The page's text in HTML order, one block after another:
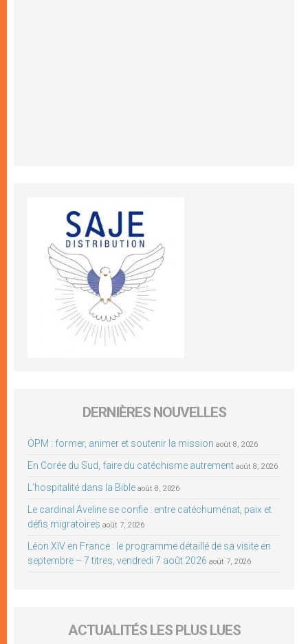
DERNIÈRES NOUVELLES
OPM : former, animer et soutenir la mission août 8, 2026
En Corée du Sud, faire du catéchisme autrement août 8, 2026
L’hospitalité dans la Bible août 8, 2026
Le cardinal Aveline se confie : entre catéchuménat, paix et
défis migratoires août 7, 2026
Léon XIV en France : le programme détaillé de sa visite en
septembre – 7 titres, vendredi 7 août 2026 août 7, 2026
ACTUALITÉS LES PLUS LUES